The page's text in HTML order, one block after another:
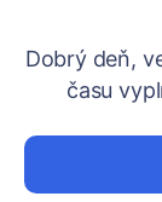
Dobrý deň,
času